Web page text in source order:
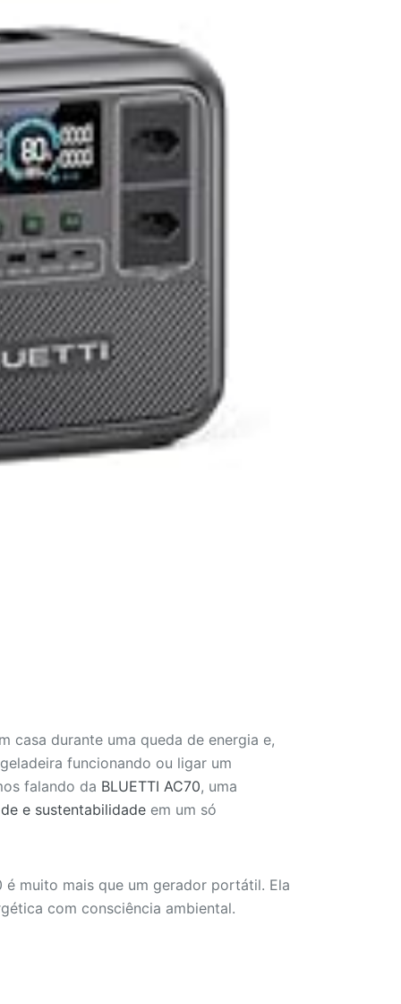
casa durante uma queda de energia e,
funcionando ou ligar um
falando da BLUETTI AC70, uma
e sustentabilidadeem um só
muito mais que um gerador portátil. Ela
com consciência ambiental.